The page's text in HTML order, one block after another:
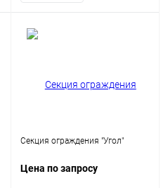
Секция ограждения "Угол"
Цена по запросу